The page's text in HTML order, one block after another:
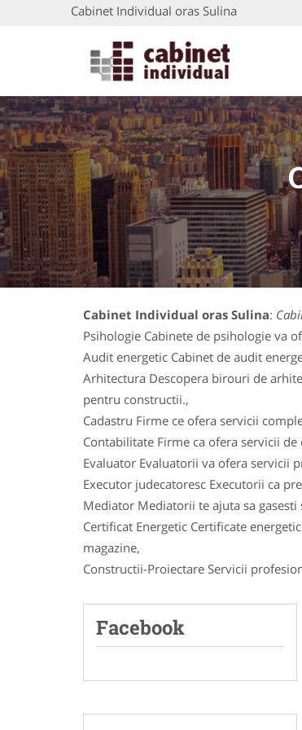
Cabinet Individual oras Sulina
Cabinet Individual oras Sulina:
Psihologie Cabinete de psihologie va
Audit energetic Cabinet de audit
Arhitectura Descopera birouri de
pentru constructii.,
Cadastru Firme ce ofera servicii
Contabilitate Firme ca ofera servicii
Evaluator Evaluatorii va ofera servicii
Executor judecatoresc Executorii ca
Mediator Mediatorii te ajuta sa
Certificat Energetic Certificate
magazine,
Constructii-Proiectare Servicii
Facebook